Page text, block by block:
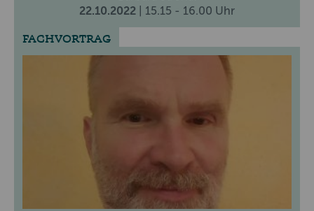
22.10.2022
| 15.15 - 16.00 Uhr
FACHVORTRAG